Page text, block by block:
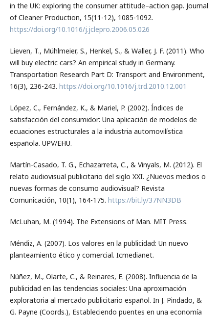
in the UK: exploring the consumer attitude–action gap. Journal
of Cleaner Production, 15(11-12), 1085-1092.
https://doi.org/10.1016/j.jclepro.2006.05.026
Lieven, T., Mühlmeier, S., Henkel, S., & Waller, J. F. (2011). Who
will buy electric cars? An empirical study in Germany.
Transportation Research Part D: Transport and Environment,
16(3), 236-243. https://doi.org/10.1016/j.trd.2010.12.001
López, C., Fernández, K., & Mariel, P. (2002). Índices de
satisfacción del consumidor: Una aplicación de modelos de
ecuaciones estructurales a la industria automovilística
española. UPV/EHU.
Martín-Casado, T. G., Echazarreta, C., & Vinyals, M. (2012). El
relato audiovisual publicitario del siglo XXI. ¿Nuevos medios o
nuevas formas de consumo audiovisual? Revista
Comunicación, 10(1), 164-175. https://bit.ly/37NN3DB
McLuhan, M. (1994). The Extensions of Man. MIT Press.
Méndiz, A. (2007). Los valores en la publicidad: Un nuevo
planteamiento ético y comercial. Icmedianet.
Núñez, M., Olarte, C., & Reinares, E. (2008). Influencia de la
publicidad en las tendencias sociales: Una aproximación
exploratoria al mercado publicitario español. In J. Pindado, &
G. Payne (Coords.), Estableciendo puentes en una economía